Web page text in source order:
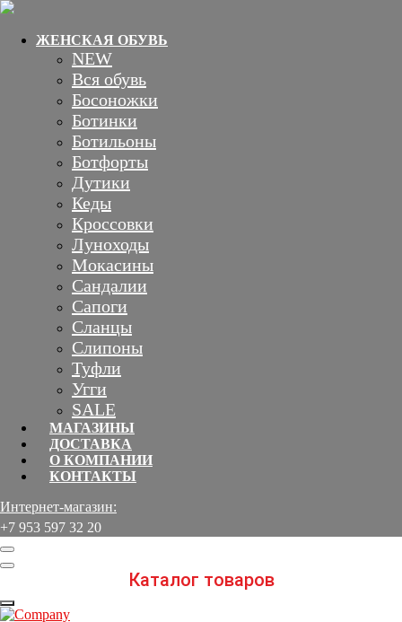
ЖЕНСКАЯ ОБУВЬ
NEW
Вся обувь
Босоножки
Ботинки
Ботильоны
Ботфорты
Дутики
Кеды
Кроссовки
Луноходы
Мокасины
Сандалии
Сапоги
Сланцы
Слипоны
Туфли
Угги
SALE
МАГАЗИНЫ
ДОСТАВКА
О КОМПАНИИ
КОНТАКТЫ
Интернет-магазин:
+7 953 597 32 20ᅠ ᅠᅠᅠᅠ
Каталог товаров